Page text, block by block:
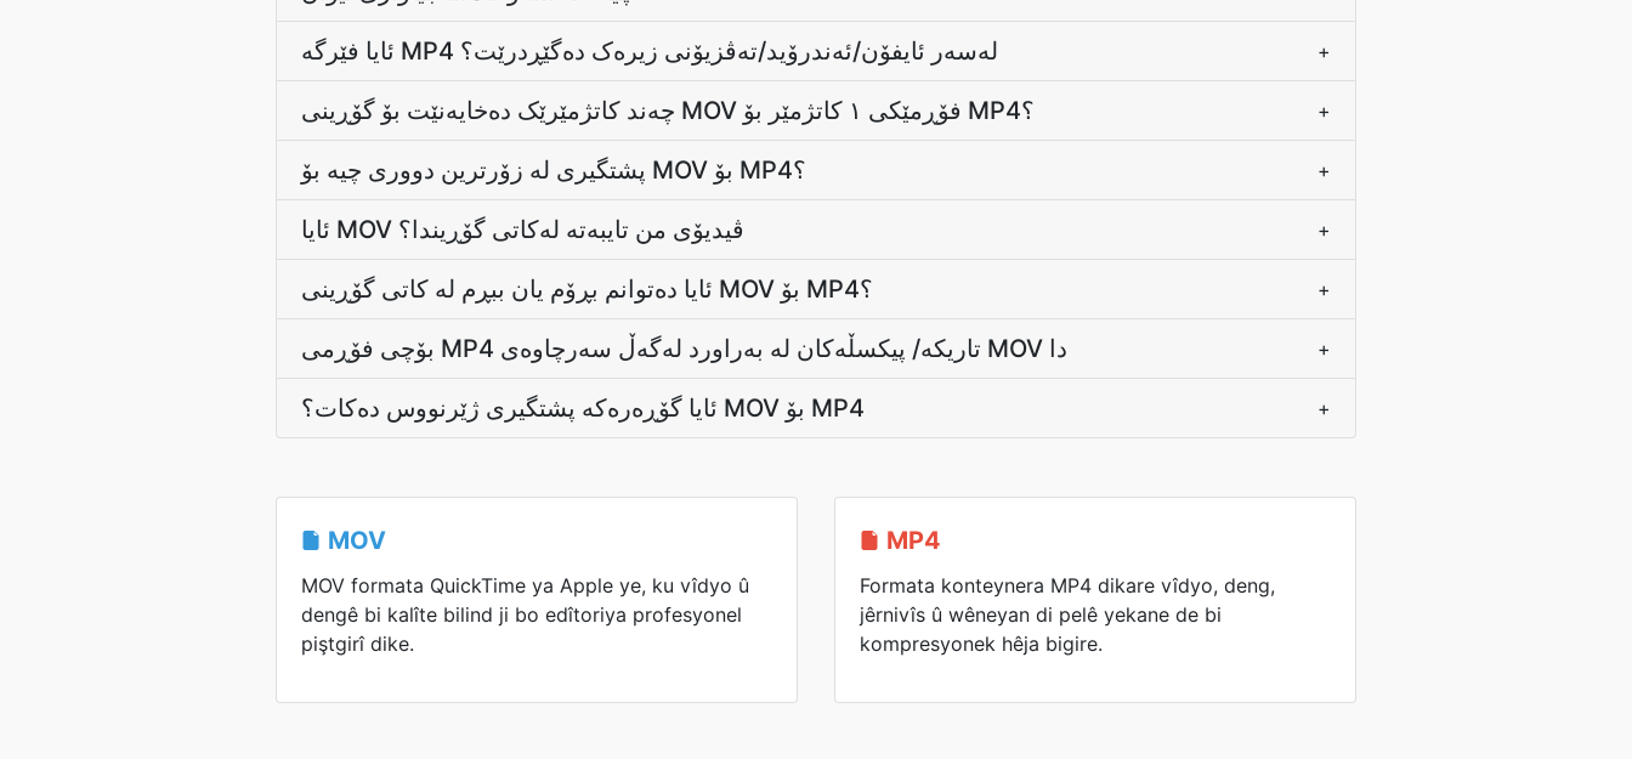
ئایا فێرگە MP4 لەسەر ئایفۆن/ئەندرۆید/تەڤزیۆنی زیرەک دەگێڕدرێت؟ +
چەند کاتژمێرێک دەخایەنێت بۆ گۆڕینی MOV فۆڕمێکی ١ کاتژمێر بۆ MP4؟ +
پشتگیری لە زۆرترین دووری چیە بۆ MOV بۆ MP4؟ +
ئایا MOV ڤیدیۆی من تایبەتە لەکاتی گۆڕیندا؟ +
ئایا دەتوانم بڕۆم یان ببڕم لە کاتی گۆڕینی MOV بۆ MP4؟ +
بۆچی فۆڕمی MP4 تاریکە/ پیکسڵەکان لە بەراورد لەگەڵ سەرچاوەی MOV دا +
ئایا گۆڕەرەکە پشتگیری ژێرنووس دەکات؟ MOV بۆ MP4 +
MOV
MOV formata QuickTime ya Apple ye, ku vîdyo û
dengê bi kalîte bilind ji bo edîtoriya profesyonel
piştgirî dike.
MP4
Formata konteynera MP4 dikare vîdyo, deng,
jêrnivîs û wêneyan di pelê yekane de bi
kompresyonek hêja bigire.